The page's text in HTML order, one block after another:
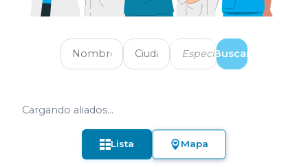
Especialidad
Buscar
Cargando aliados...
Lista Mapa